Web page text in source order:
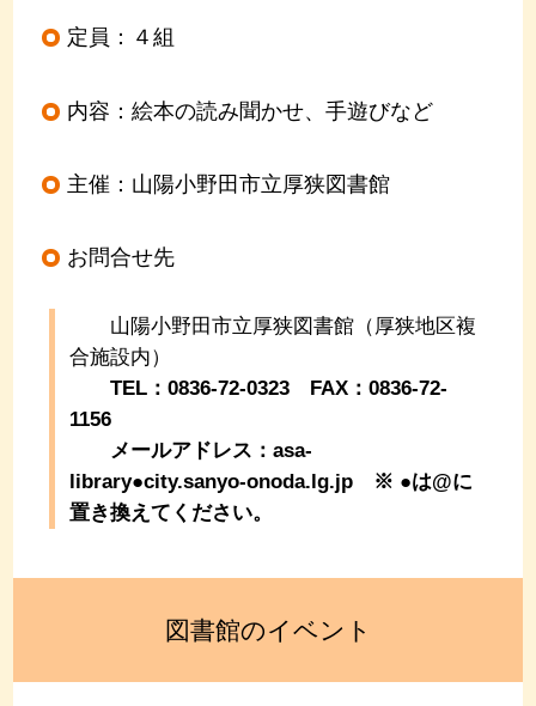
定員：４組
内容：絵本の読み聞かせ、手遊びなど
主催：山陽小野田市立厚狭図書館
お問合せ先
山陽小野田市立厚狭図書館（厚狭地区複
合施設内）
TEL：0836-72-0323 FAX：0836-72-
1156
メールアドレス：asa-
library●city.sanyo-onoda.lg.jp ※ ●は@に
置き換えてください。
図書館のイベント